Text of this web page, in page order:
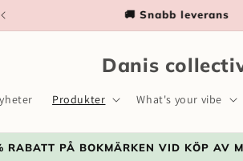
📦 Fri frakt på ordrar över
Danis
Produkter What's your vibe
RABATT PÅ BOKMÄRKEN VID KÖP AV